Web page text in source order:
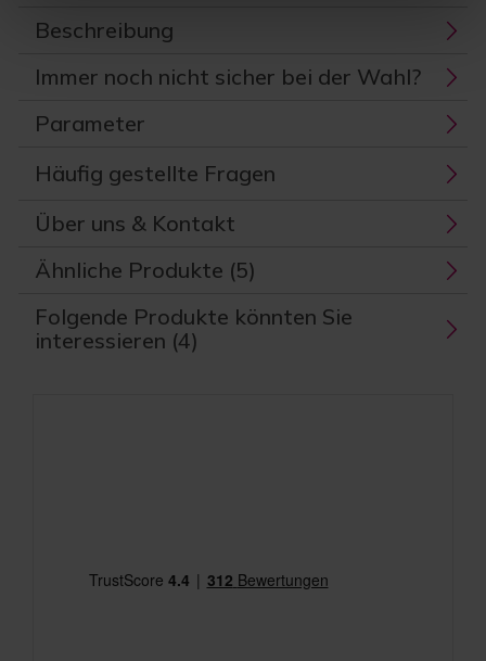
Beschreibung
Immer noch nicht sicher bei der Wahl?
Parameter
Häufig gestellte Fragen
Über uns & Kontakt
Ähnliche Produkte (5)
Folgende Produkte könnten Sie
interessieren (4)